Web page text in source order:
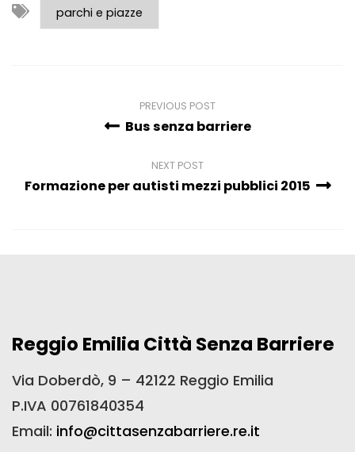
parchi e piazze
PREVIOUS POST
Bus senza barriere
NEXT POST
Formazione per autisti mezzi pubblici 2015
Reggio Emilia Città Senza Barriere
Via Doberdò, 9 – 42122 Reggio Emilia
P.IVA 00761840354
Email: info@cittasenzabarriere.re.it